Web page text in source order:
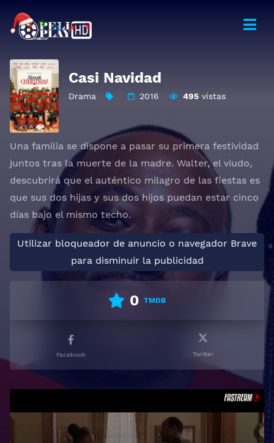
Casi Navidad
Drama 2016 495vistas
Una familia se dispone a pasar su primera festividad
juntos tras la muerte de la madre. Walter, el viudo,
descubrirá que el auténtico milagro de las fiestas es
que sus dos hijas y sus dos hijos puedan estar cinco
días bajo el mismo techo.
Utilizar bloqueador de anuncio o navegador Brave
para disminuir la publicidad
0 TMDB
Facebook Twitter